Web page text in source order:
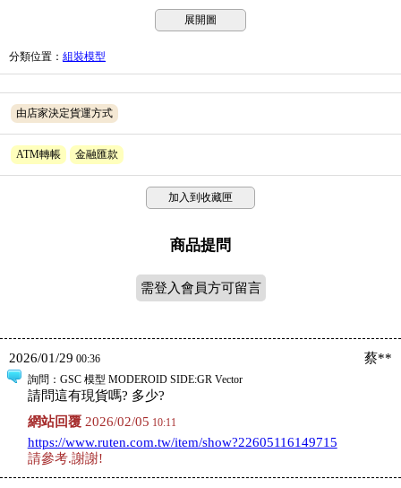
展開圖
分類位置 ： 組裝模型
由店家決定貨運方式
ATM轉帳 金融匯款
加入到收藏匣
商品提問
需登入會員方可留言
2026/01/29 00:36 蔡**
詢問 ：GSC 模型 MODEROID SIDE:GR Vector
請問這有現貨嗎? 多少?
網站回覆2026/02/05 10:11
https://www.ruten.com.tw/item/show?22605116149715
請參考.謝謝!